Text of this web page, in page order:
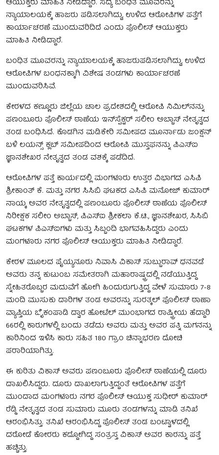
ಆಯುಕ್ತರು ಮಾಹಿತಿ ನೀಡಿದ್ದಾರೆ. ಸದ್ಯ ಬಂಧಿತ ಮೂವರನ್ನು
ನ್ಯಾಯಾಲಯಕ್ಕೆ ಹಾಜರು ಪಡಿಸಲಾಗಿದ್ದು, ಉಳಿದ ಆರೋಪಿಗಳ ಪತ್ತೆಗೆ
ಕಾರ್ಯಾಚರಣೆ ಮುಂದುವರಿದಿದೆ ಎಂದು ಪೊಲೀಸ್ ಆಯುಕ್ತರು
ಮಾಹಿತಿ ನೀಡಿದ್ದಾರೆ.
ಬಂಧಿತ ಮೂವರನ್ನು ನ್ಯಾಯಾಲಯಕ್ಕೆ ಹಾಜರುಪಡಿಸಲಾಗಿದ್ದು, ಉಳಿದ
ಆರೋಪಿಗಳ ಬಂಧನಕ್ಕಾಗಿ ವಿಶೇಷ ತಂಡಗಳು ಕಾರ್ಯಾಚರಣೆ
ಮುಂದುವರಿಸಿವೆ.
ಕೇರಳದ ಕಣ್ಣೂರು ಜಿಲ್ಲೆಯ ಚಾಲ ಪ್ರದೇಶದಲ್ಲಿ ಆರೋಪಿ ನಿಮಿಲ್‌ನನ್ನು
ಪಣಂಬೂರು ಪೊಲೀಸ್ ಠಾಣೆಯ ಇನ್‌ಸ್ಪೆಕ್ಟರ್ ಸಲೀಂ ಅಬ್ಬಾಸ್ ನೇತೃತ್ವದ
ತಂಡ ಬಂಧಿಸಿದೆ. ಕೊಡಗಿನ ಮಡಿಕೇರಿ ಸಮೀಪದ ಮೂರ್ನಾಡು ಜಂಕ್ಷನ್
ಬಳಿ ಲಯನ್ಸ್ ಕ್ಲಬ್ ಸಮೀಪದಿಂದ ಆರೋಪಿ ಮುಸ್ತಫನನ್ನು ಪಿಎಸ್‌ಐ
ಜ್ಞಾನಶೇಖರ ನೇತೃತ್ವದ ತಂಡ ವಶಕ್ಕೆ ಪಡೆದಿದೆ.
ಆರೋಪಿಗಳ ಪತ್ತೆ ಕಾರ್ಯದಲ್ಲಿ ಮಂಗಳೂರು ಉತ್ತರ ವಿಭಾಗದ ಎಸಿಪಿ
ಶ್ರೀಕಾಂತ್ ಕೆ. ಮತ್ತು ನಗರ ಸಿಸಿಬಿ ಘಟಕದ ಎಸಿಪಿ ಮನೋಜ್ ಕುಮಾರ್
ನಾಯ್ಕ ಅವರ ನೇತೃತ್ವದಲ್ಲಿ ಪಣಂಬೂರು ಪೊಲೀಸ್ ಠಾಣೆಯ ಪೊಲೀಸ್
ನಿರೀಕ್ಷಕ ಸಲೀಂ ಅಬ್ಬಾಸ್, ಪಿಎಸ್‌ಐ ಶ್ರೀಕಲಾ ಕೆ.ಟಿ., ಜ್ಞಾನಶೇಖರ, ಸಿಸಿಬಿ
ಘಟಕಗಳ ಪಿಎಸ್‌ಐಗಳು ಮತ್ತು ಸಿಬ್ಬಂದಿ ಭಾಗವಹಿಸಿದ್ದರು ಎಂದು
ಮಂಗಳೂರು ನಗರ ಪೊಲೀಸ್‌ ಆಯುಕ್ತರು ಮಾಹಿತಿ ನೀಡಿದ್ದಾರೆ.
ಕೇರಳ ಮೂಲದ ಪೈಯ್ಯನೂರು ನಿವಾಸಿ ವಿಕಾಸ್ ಸುಬ್ಬುರಾವ್‌ ಧನವಡೆ
ಅವರು ತನ್ನ ಕುಟುಂಬ ಸಮೇತರಾಗಿ ಮಹಾರಾಷ್ಟ್ರದಲ್ಲಿ ನಡೆಯುತ್ತಿದ್ದ
ಸ್ನೇಹಿತರೊಬ್ಬರ ಮದುವೆಗೆ ಹೋಗಿ ಹಿಂದುರುಗುತ್ತಿದ್ದ ವೇಳೆ ಸುಮಾರು 7-8
ಮಂದಿ ಮುಸುಕು ದಾರಿಗಳ ತಂಡ ಅವರನ್ನು ಸುರತ್ಕಲ್ ಪೊಲೀಸ್‌ ಠಾಣಾ
ವ್ಯಾಪ್ತಿಯ ಬೈಕಂಪಾಡಿ ದ್ವಾರ ಹೋಟೆಲ್ ಮುಂಭಾಗದ ರಾಷ್ಟ್ರೀಯ ಹೆದ್ದಾರಿ
66ರಲ್ಲಿ ಕಾರುಗಳಲ್ಲಿ ಬಂದು ತಡೆದು ಅವರು ಮತ್ತು ಅವರ ಪತ್ನಿ ಮಗನನ್ನು
ಕಾರಿನಿಂದ ಇಳಿಸಿ ಕಾರು ಸಹಿತ 180 ಗ್ರಾಂ ಚಿನ್ನಾಭರಣ ದೋಚಿ
ಪರಾರಿಯಾಗಿತ್ತು.
ಈ ಕುರಿತು ವಿಕಾಸ್ ಅವರು ಪಣಂಬೂರು ಪೊಲೀಸ್ ಠಾಣೆಯಲ್ಲಿ ದೂರು
ದಾಖಲಿಸಿದ್ದರು. ದೂರು ದಾಖಲಾಗುತ್ತಿದ್ದಂತೆ ಆರೋಪಿಗಳ ಪತ್ತೆಗೆ
ಮುಂದಾದ ಮಂಗಳೂರು ನಗರ ಪೊಲೀಸ್ ಆಯುಕ್ತ ಸುಧೀರ್ ಕುಮಾ‌ರ್
ರೆಡ್ಡಿ ನೇತೃತ್ವದ ತಂಡ ಸುಮಾರು ಮೂರು ತಂಡಗಳನ್ನು ಮಾಡಿ ತನಿಖೆ
ಆರಂಭಿಸಿತ್ತು. ತನಿಖೆ ಆರಂಭಿಸಿದ್ದ ಪೊಲೀಸ್‌ ತಂಡ ಬಂಟ್ವಾಳದಲ್ಲಿ
ದರೋಡೆ ಕೋರರು ಕದ್ದೋಗಿದ್ದ ಸಂತ್ರಸ್ತ ವಿಕಾಸ್ ಅವರ ಕಾರನ್ನು ಪತ್ತೆ
ಹಚ್ಚಿತ್ತು.